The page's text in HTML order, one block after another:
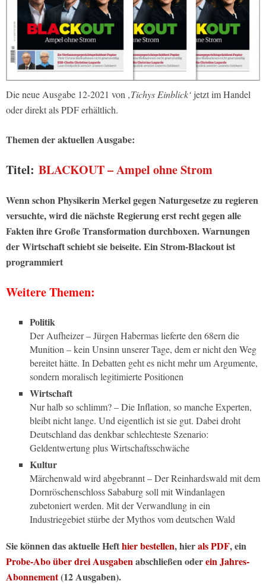
Die neue Ausgabe 12-2021 von ‚Tichys Einblick‘ jetzt im Handel
oder direkt als PDF erhältlich.
Themen der aktuellen Ausgabe:
Titel: BLACKOUT – Ampel ohne Strom
Wenn schon Physikerin Merkel gegen Naturgesetze zu regieren
versuchte, wird die nächste Regierung erst recht gegen alle
Fakten ihre Große Transformation durchboxen. Warnungen
der Wirtschaft schiebt sie beiseite. Ein Strom-Blackout ist
programmiert
Weitere Themen:
Politik
Der Aufheizer – Jürgen Habermas lieferte den 68ern die
Munition – kein Unsinn unserer Tage, dem er nicht den Weg
bereitet hätte. In Debatten geht es nicht mehr um Argumente,
sondern moralisch legitimierte Positionen
Wirtschaft
Nur halb so schlimm? – Die Inflation, so manche Experten,
bleibt nicht lange. Und eigentlich ist sie gut. Dabei droht
Deutschland das denkbar schlechteste Szenario:
Geldentwertung plus Wirtschaftsschwäche
Kultur
Märchenwald wird abgebrannt – Der Reinhardswald mit dem
Dornröschenschloss Sababurg soll mit Windanlagen
zubetoniert werden. Mit der Verwandlung in ein
Industriegebiet stürbe der Mythos vom deutschen Wald
Sie können das aktuelle Hefthier bestellen, hierals PDF, ein
Probe-Abo über drei Ausgabenabschließen oderein Jahres-
Abonnement(12 Ausgaben).